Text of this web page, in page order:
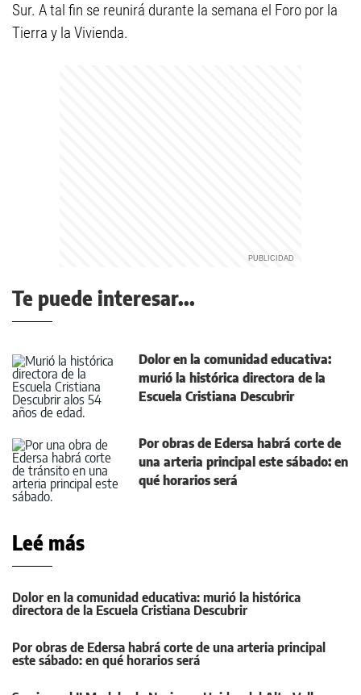
Sur. A tal fin se reunirá durante la semana el Foro por la
Tierra y la Vivienda.
Te puede interesar...
Dolor en la comunidad educativa:
murió la histórica directora de la
Escuela Cristiana Descubrir
Por obras de Edersa habrá corte de
una arteria principal este sábado: en
qué horarios será
Leé más
Dolor en la comunidad educativa: murió la histórica
directora de la Escuela Cristiana Descubrir
Por obras de Edersa habrá corte de una arteria principal
este sábado: en qué horarios será